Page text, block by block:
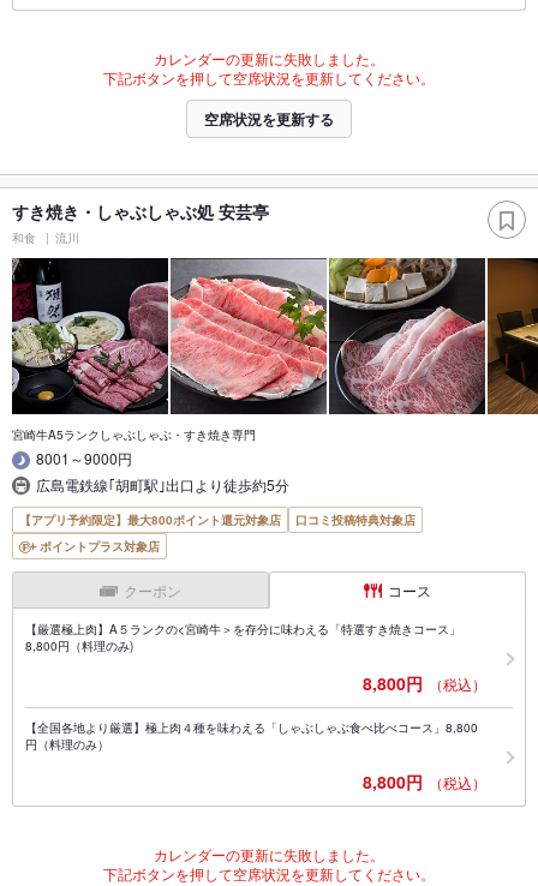
カレンダーの更新に失敗しました。
下記ボタンを押して空席状況を更新してください。
空席状況を更新する
すき焼き・しゃぶしゃぶ処 安芸亭
和食 流川
宮崎牛A5ランクしゃぶしゃぶ・すき焼き専門
8001～9000円
広島電鉄線｢胡町駅｣出口より徒歩約5分
【アプリ予約限定】最大800ポイント還元対象店
口コミ投稿特典対象店
ポイントプラス対象店
クーポン コース
【厳選極上肉】A５ランクの<宮崎牛＞を存分に味わえる「特選すき焼きコース」
8,800円（料理のみ)
8,800円 （税込）
【全国各地より厳選】極上肉４種を味わえる「しゃぶしゃぶ食べ比べコース」8,800
円（料理のみ）
8,800円 （税込）
カレンダーの更新に失敗しました。
下記ボタンを押して空席状況を更新してください。